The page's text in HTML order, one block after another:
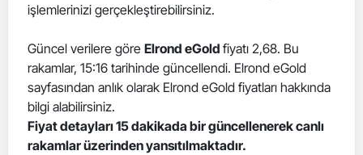
Erzurum
işlemlerinizi gerçekleştirebilirsiniz.
Güncel verilere göre Elrond eGold fiyatı 2,68. Bu
rakamlar, 15:16 tarihinde güncellendi. Elrond eGold
sayfasından anlık olarak Elrond eGold fiyatları hakkında
bilgi alabilirsiniz.
Fiyat detayları 15 dakikada bir güncellenerek canlı
rakamlar üzerinden yansıtılmaktadır.